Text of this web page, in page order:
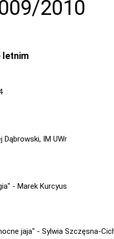
2010
letnim
IM UWr
- Marek Kurcyus
jaja" - Sylwia Szczęsna-